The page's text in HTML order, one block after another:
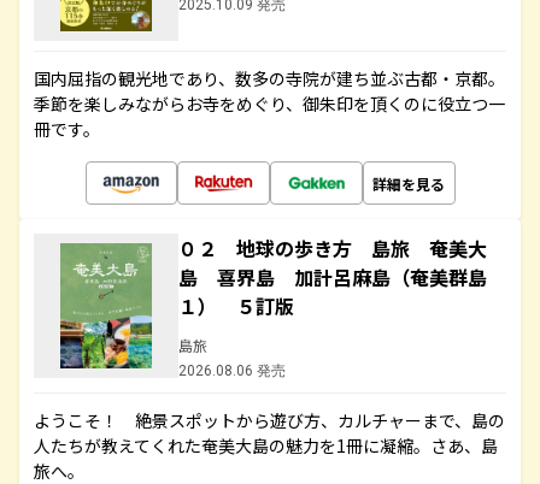
2025.10.09 発売
国内屈指の観光地であり、数多の寺院が建ち並ぶ古都・京都。
季節を楽しみながらお寺をめぐり、御朱印を頂くのに役立つ一
冊です。
詳細を見る
０２ 地球の歩き方 島旅 奄美大
島 喜界島 加計呂麻島（奄美群島
１） ５訂版
島旅
2026.08.06 発売
ようこそ！ 絶景スポットから遊び方、カルチャーまで、島の
人たちが教えてくれた奄美大島の魅力を1冊に凝縮。さあ、島
旅へ。